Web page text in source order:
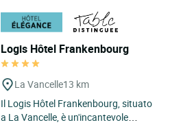
Logis Hôtel Frankenbourg
La Vancelle13 km
Il Logis Hôtel Frankenbourg, situato
a La Vancelle, è un'incantevole